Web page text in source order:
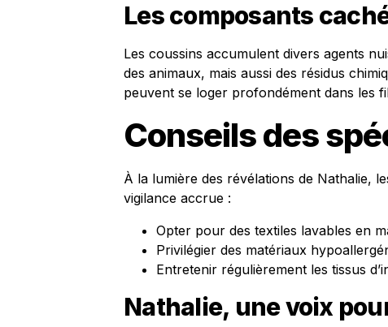
Les composants
Les coussins accumulent divers agents
des animaux, mais aussi des résidus
peuvent se loger profondément dans les
Conseils des
À la lumière des révélations de Nathalie,
vigilance accrue :
Opter pour des textiles lavables en
Privilégier des matériaux
Entretenir régulièrement les tissus
Nathalie, une voix